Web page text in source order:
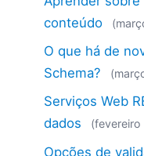
conteúdo
O que há de
Schema?
Serviços Web
dados
Opções de